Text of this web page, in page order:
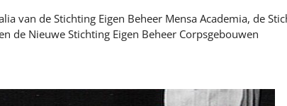
van de Stichting Eigen Beheer Mensa Academia, de
de Nieuwe Stichting Eigen Beheer Corpsgebouwen